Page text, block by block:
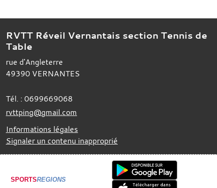
RVTT Réveil Vernantais section Tennis de
Table
rue d'Angleterre
49390 VERNANTES
Tél. : 0699669068
rvttping@gmail.com
Informations légales
Signaler un contenu inapproprié
SPORTSREGIONS